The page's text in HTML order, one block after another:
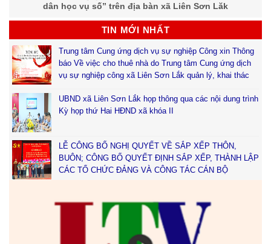
dân học vụ số” trên địa bàn xã Liên Sơn Lăk
TIN MỚI NHẤT
Trung tâm Cung ứng dịch vụ sự nghiệp Công xin Thông
báo Về việc cho thuê nhà do Trung tâm Cung ứng dịch
vụ sự nghiệp công xã Liên Sơn Lắk quản lý, khai thác
UBND xã Liên Sơn Lắk họp thông qua các nội dung trình
Kỳ họp thứ Hai HĐND xã khóa II
LỄ CÔNG BỐ NGHỊ QUYẾT VỀ SẮP XẾP THÔN,
BUÔN; CÔNG BỐ QUYẾT ĐỊNH SẮP XẾP, THÀNH LẬP
CÁC TỔ CHỨC ĐẢNG VÀ CÔNG TÁC CÁN BỘ